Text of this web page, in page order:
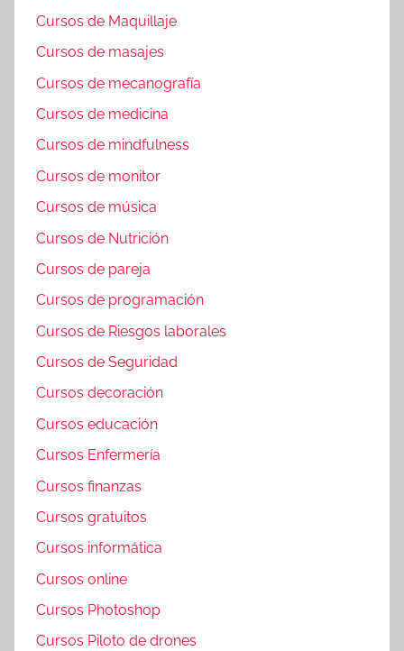
Cursos de Maquillaje
Cursos de masajes
Cursos de mecanografía
Cursos de medicina
Cursos de mindfulness
Cursos de monitor
Cursos de música
Cursos de Nutrición
Cursos de pareja
Cursos de programación
Cursos de Riesgos laborales
Cursos de Seguridad
Cursos decoración
Cursos educación
Cursos Enfermería
Cursos finanzas
Cursos gratuitos
Cursos informática
Cursos online
Cursos Photoshop
Cursos Piloto de drones